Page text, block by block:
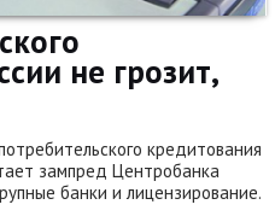
не грозит,
кредитования
зампред Центробанка
банки и лицензирование.